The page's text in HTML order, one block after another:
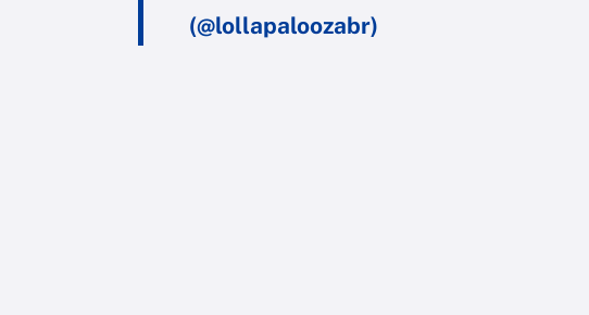
(@lollapaloozabr)